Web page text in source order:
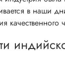
в наши
качественного